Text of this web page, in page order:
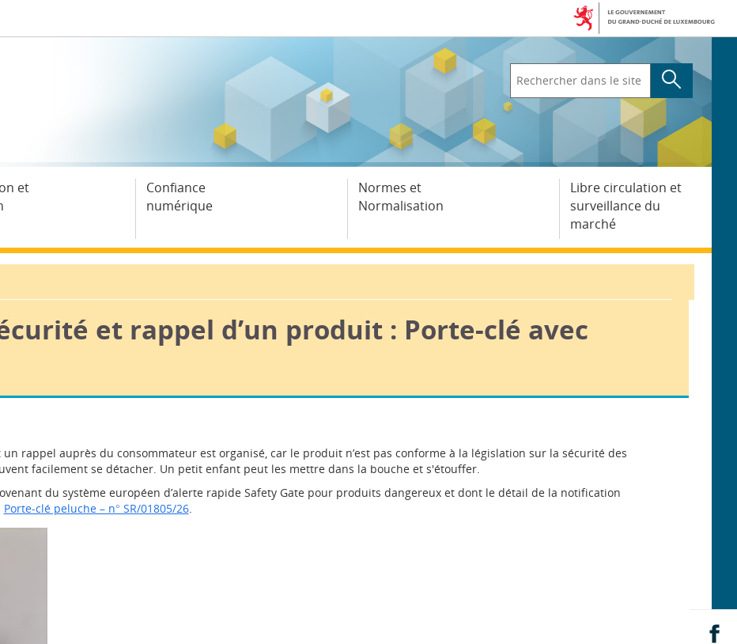
dans
le
et
Confiance
numérique
Normes et
Normalisation
Libre circulation et
surveillance du
marché
et rappel d’un produit : Porte-clé avec
rappel auprès du consommateur est organisé, car le produit n’est pas conforme à la législation sur la sécurité des
facilement se détacher. Un petit enfant peut les mettre dans la bouche et s'étouffer.
du système européen d’alerte rapide Safety Gate pour produits dangereux et dont le détail de la notification
Porte-clé peluche – n° SR/01805/26.